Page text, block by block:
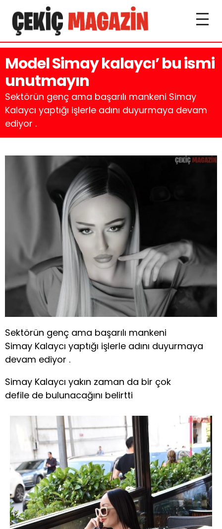
Model Simay kalaycı’ bu ismi
unutmayın
Sektörün genç ama başarılı mankeni Simay
Kalaycı yaptığı işlerle adını duyurmaya devam
ediyor .
Sektörün genç ama başarılı mankeni
Simay Kalaycı yaptığı işlerle adını duyurmaya
devam ediyor .
Simay Kalaycı yakın zaman da bir çok
defile de bulunacağını belirtti